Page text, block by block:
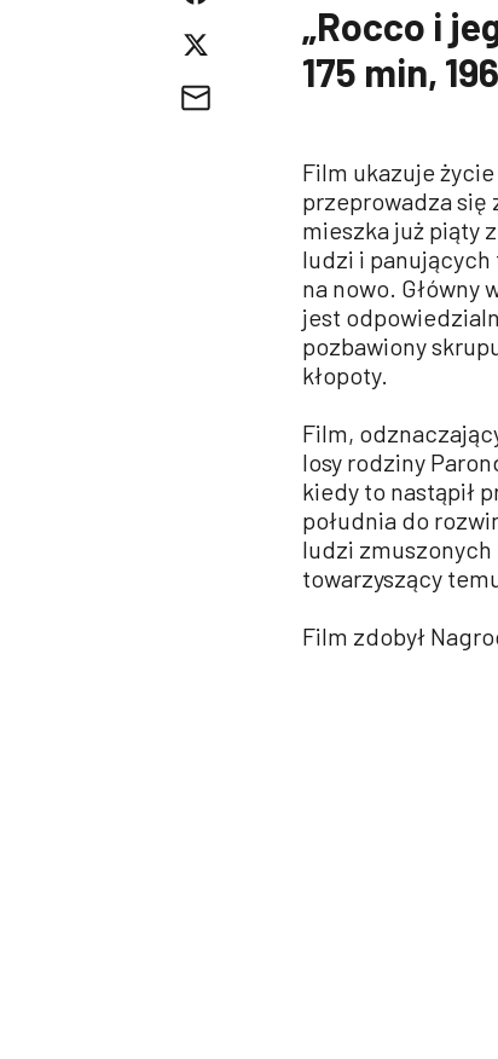
„Rocco i
175 min,
Film ukazuje
przeprowadza
mieszka już piąty
ludzi i panujących
na nowo. Główny
jest
pozbawiony
kłopoty.
Film,
losy rodziny
kiedy to nastąpił
południa do
ludzi zmuszonych
towarzyszący
Film zdobył